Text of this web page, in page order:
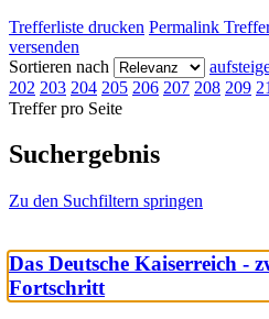
Trefferliste drucken Permalink
versenden
Sortieren nach
202 203 204 205 206 207 208 209
Treffer pro Seite
Suchergebnis
Zu den Suchfiltern springen
Das Deutsche Kaiserreich -
Fortschritt